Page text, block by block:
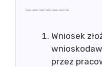
——————–
Wniosek
przez